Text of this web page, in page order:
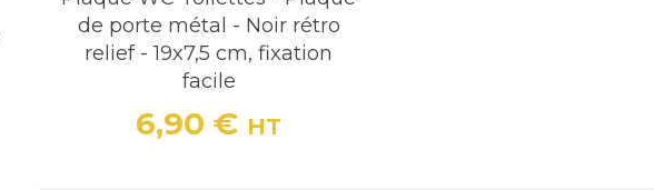
de porte métal - Noir rétro
relief - 19x7,5 cm, fixation
facile
Prix
6,90 € HT